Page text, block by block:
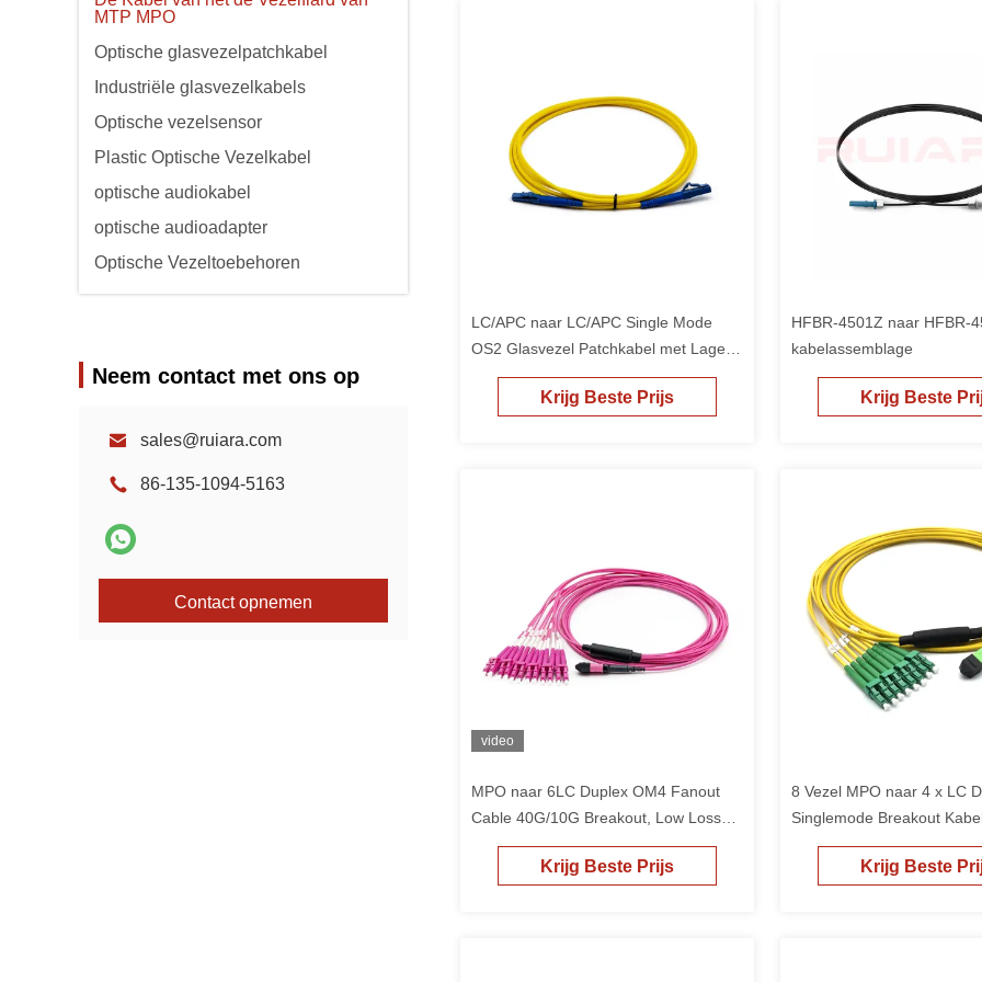
MTP MPO
Optische glasvezelpatchkabel
Industriële glasvezelkabels
Optische vezelsensor
Plastic Optische Vezelkabel
optische audiokabel
optische audioadapter
Optische Vezeltoebehoren
Neem contact met ons op
sales@ruiara.com
86-135-1094-5163
Contact opnemen
LC/APC naar LC/APC Single Mode
OS2 Glasvezel Patchkabel met Lage
Invoegverlies voor FTTH
BinnenbekabelingKrijg Beste Prijs
HFBR-4501Z naar HFBR-
kabelassemblage
Krijg Beste
video
MPO naar 6LC Duplex OM4 Fanout
Cable 40G/10G Breakout, Low Loss
MTP Multimode Patch Cord
Krijg Beste Prijs
8 Vezel MPO naar 4 x LC
Singlemode Breakout
QSFP+ PSM4 Breakout
(G.657.A1)Krijg Beste